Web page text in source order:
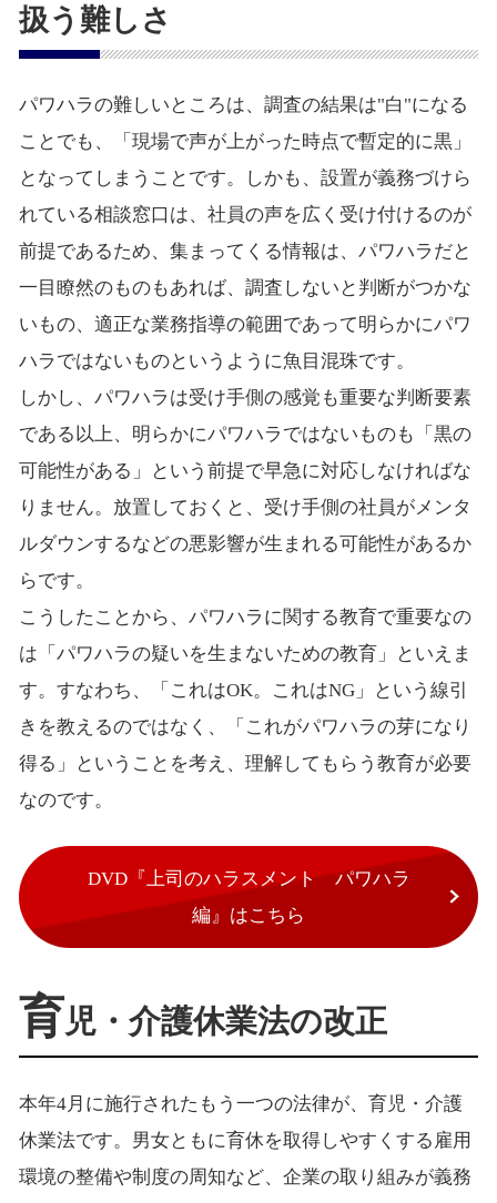
扱う難しさ
パワハラの難しいところは、調査の結果は"白"になる
ことでも、「現場で声が上がった時点で暫定的に黒」
となってしまうことです。しかも、設置が義務づけら
れている相談窓口は、社員の声を広く受け付けるのが
前提であるため、集まってくる情報は、パワハラだと
一目瞭然のものもあれば、調査しないと判断がつかな
いもの、適正な業務指導の範囲であって明らかにパワ
ハラではないものというように魚目混珠です。
しかし、パワハラは受け手側の感覚も重要な判断要素
である以上、明らかにパワハラではないものも「黒の
可能性がある」という前提で早急に対応しなければな
りません。放置しておくと、受け手側の社員がメンタ
ルダウンするなどの悪影響が生まれる可能性があるか
らです。
こうしたことから、パワハラに関する教育で重要なの
は「パワハラの疑いを生まないための教育」といえま
す。すなわち、「これはOK。これはNG」という線引
きを教えるのではなく、「これがパワハラの芽になり
得る」ということを考え、理解してもらう教育が必要
なのです。
DVD『上司のハラスメント パワハラ
編』はこちら
育児・介護休業法の改正
本年4月に施行されたもう一つの法律が、育児・介護
休業法です。男女ともに育休を取得しやすくする雇用
環境の整備や制度の周知など、企業の取り組みが義務